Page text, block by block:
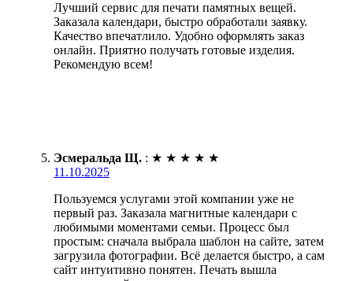
Лучший сервис для печати памятных вещей.
Заказала календари, быстро обработали заявку.
Качество впечатлило. Удобно оформлять заказ
онлайн. Приятно получать готовые изделия.
Рекомендую всем!
Эсмеральда Щ. : ★ ★ ★ ★ ★
11.10.2025
Пользуемся услугами этой компании уже не
первый раз. Заказала магнитные календари с
любимыми моментами семьи. Процесс был
простым: сначала выбрала шаблон на сайте, затем
загрузила фотографии. Всё делается быстро, а сам
сайт интуитивно понятен. Печать вышла